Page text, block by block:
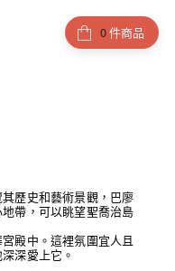
件商品
歷史和藝術景觀，巴廖
帶，可以眺望聖喬治島
殿中。這裡氛圍宜人且
深愛上它。